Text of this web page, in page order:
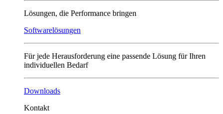
Lösungen, die Performance bringen
Softwarelösungen
Für jede Herausforderung eine passende Lösung für Ihren
individuellen Bedarf
Downloads
Kontakt